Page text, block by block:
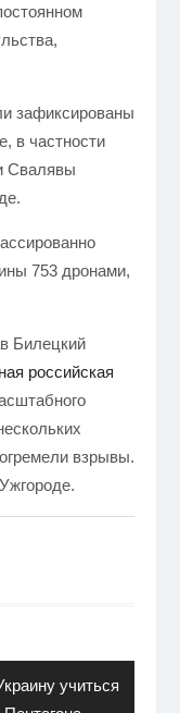
зафиксированы
в частности
Свалявы
753 дронами,
Билецкий
российская
взрывы.
учиться